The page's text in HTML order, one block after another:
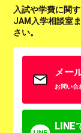
入試や学費に関
JAM入学相談室
さい。
メー
お問い合
LINE